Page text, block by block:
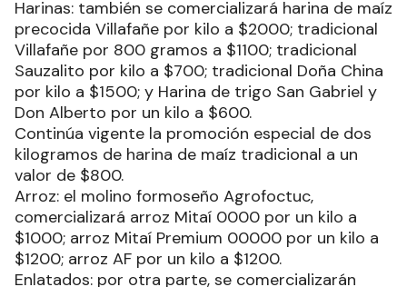
Harinas: también se comercializará harina de maíz
precocida Villafañe por kilo a $2000; tradicional
Villafañe por 800 gramos a $1100; tradicional
Sauzalito por kilo a $700; tradicional Doña China
por kilo a $1500; y Harina de trigo San Gabriel y
Don Alberto por un kilo a $600.
Continúa vigente la promoción especial de dos
kilogramos de harina de maíz tradicional a un
valor de $800.
Arroz: el molino formoseño Agrofoctuc,
comercializará arroz Mitaí 0000 por un kilo a
$1000; arroz Mitaí Premium 00000 por un kilo a
$1200; arroz AF por un kilo a $1200.
Enlatados: por otra parte, se comercializarán